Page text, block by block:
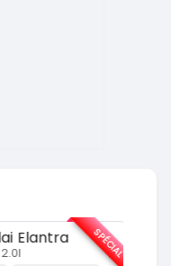
Elantra SPÉCIAL